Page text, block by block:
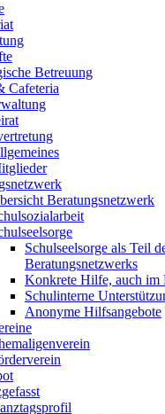
Betreuung
Cafeteria
Beratungsnetzwerk
Schulseelsorge als Teil
Beratungsnetzwerks
Konkrete Hilfe, auch im
Schulinterne
Anonyme Hilfsangebote